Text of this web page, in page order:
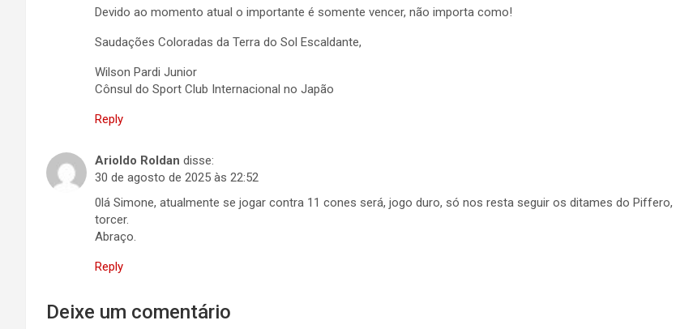
Devido ao momento atual o importante é somente vencer, não importa como!
Saudações Coloradas da Terra do Sol Escaldante,
Wilson Pardi Junior
Cônsul do Sport Club Internacional no Japão
Reply
Arioldo Roldan disse:
30 de agosto de 2025 às 22:52
0lá Simone, atualmente se jogar contra 11 cones será, jogo duro, só nos resta seguir os ditames do Piffero,
torcer.
Abraço.
Reply
Deixe um comentário